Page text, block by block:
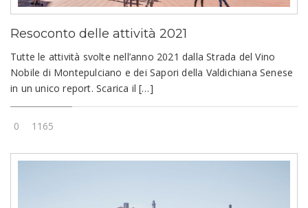
Resoconto delle attività 2021
Tutte le attività svolte nell’anno 2021 dalla Strada del Vino
Nobile di Montepulciano e dei Sapori della Valdichiana Senese
in un unico report. Scarica il […]
0 1165